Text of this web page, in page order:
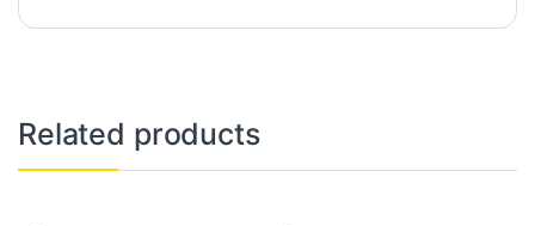
Related products